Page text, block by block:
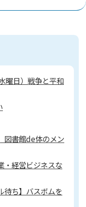
曜日）戦争と平和
図書館de体のメン
経営ビジネスな
待ち】バスボムを